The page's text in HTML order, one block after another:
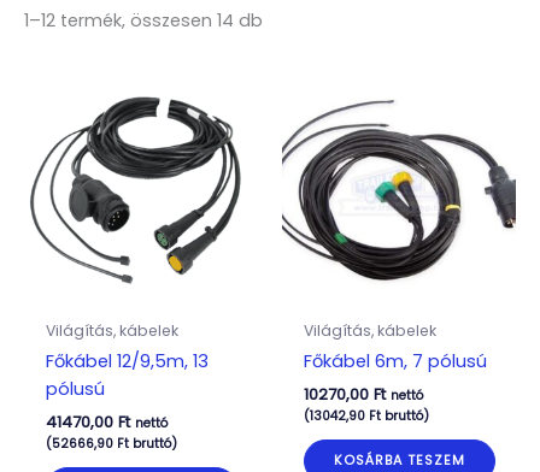
1–12 termék, összesen 14 db
Világítás, kábelek
Főkábel 12/9,5m, 13
pólusú
41470,00 Ft nettó
(52666,90 Ftbruttó)
Világítás, kábelek
Főkábel 6m, 7 pólusú
10270,00 Ft nettó
(13042,90 Ftbruttó)
KOSÁRBA TESZEM